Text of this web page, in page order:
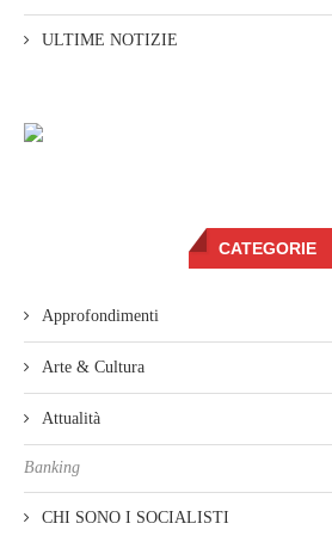
ULTIME NOTIZIE
CATEGORIE
Approfondimenti
Arte & Cultura
Attualità
Banking
CHI SONO I SOCIALISTI